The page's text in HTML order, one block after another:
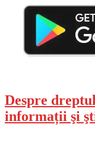
Despre
informații şi